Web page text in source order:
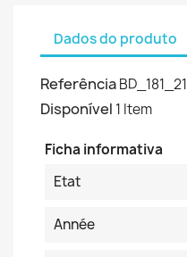
Dados do produto
ReferênciaBD_181_21
Disponível 1 Item
Ficha informativa
Etat
Année